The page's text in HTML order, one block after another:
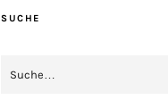
SUCHE